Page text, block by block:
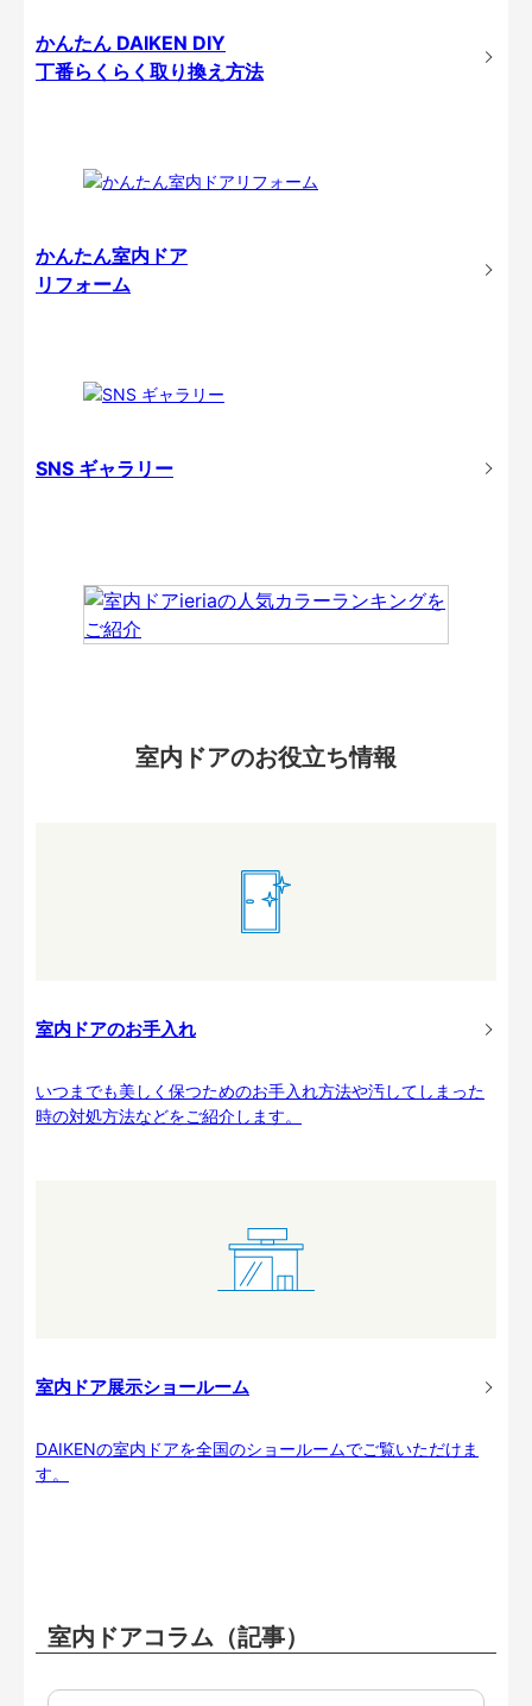
かんたん DAIKEN DIY
丁番らくらく取り換え方法
かんたん室内ドア
リフォーム
SNS ギャラリー
室内ドアのお役立ち情報
室内ドアのお手入れ
いつまでも美しく保つためのお手入れ方法や汚してしまった
時の対処方法などをご紹介します。
室内ドア展示ショールーム
DAIKENの室内ドアを全国のショールームでご覧いただけま
す。
室内ドアコラム（記事）